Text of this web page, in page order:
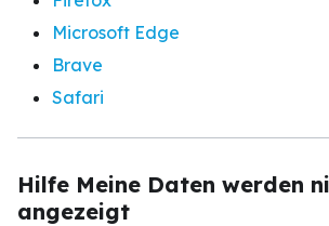
Microsoft Edge
Brave
Safari
Hilfe Meine Daten werden
angezeigt